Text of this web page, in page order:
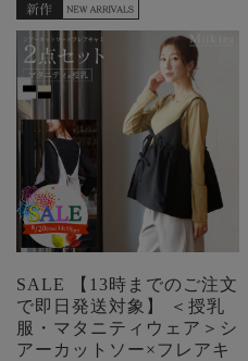
SALE 【13時までのご注文
で即日発送対象】 ＜授乳
服・マタニティウェア＞シ
アーカットソー×フレアキ